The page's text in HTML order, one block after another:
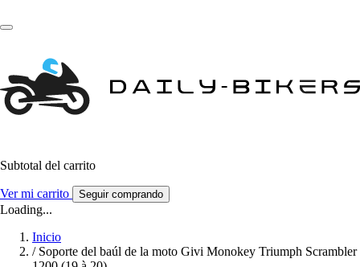
Subtotal del carrito
Ver mi carrito Seguir comprando
Loading...
Inicio
/ Soporte del baúl de la moto Givi Monokey Triumph Scrambler